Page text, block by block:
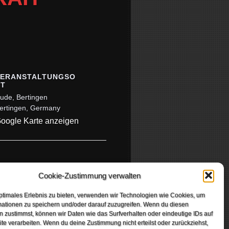
Cookie-Zustimmung verwalten
Erlebnis zu bieten, verwenden wir Technologien wie Cookies, um
zu speichern und/oder darauf zuzugreifen. Wenn du diesen
zustimmst, können wir Daten wie das Surfverhalten oder eindeutige IDs auf
verarbeiten. Wenn du deine Zustimmung nicht erteilst oder zurückziehst,
Bertingen
Germany
Karte anzeigen